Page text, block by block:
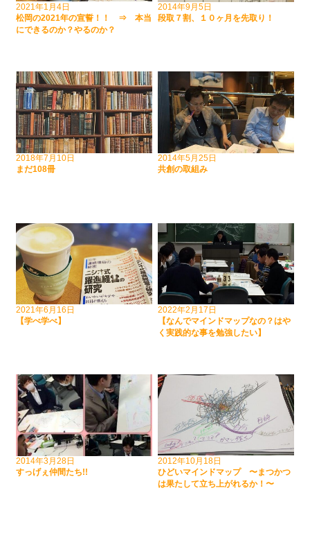
2021年1月4日
松岡の2021年の宣誓！！ ⇒ 本当
にできるのか？やるのか？
2014年9月5日
段取７割、１０ヶ月を先取り！
2018年7月10日
まだ108冊
2014年5月25日
共創の取組み
2021年6月16日
【学べ学べ】
2022年2月17日
【なんでマインドマップなの？はや
く実践的な事を勉強したい】
2014年3月28日
すっげぇ仲間たち!!
2012年10月18日
ひどいマインドマップ 〜まつかつ
は果たして立ち上がれるか！〜